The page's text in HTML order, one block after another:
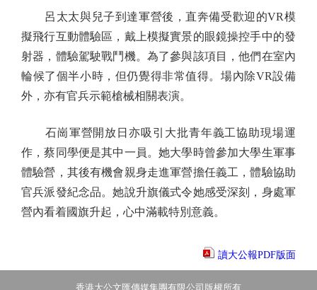
呂太太與兒子到達軍營後，直奔備受歡迎的VR模
擬飛行互動體驗區，戴上模擬實景的眼鏡操控手中的發
射器，體驗駕駛戰鬥機。為了參與該項目，他們在室內
輪候了個半小時，但仍覺得非常值得。場內除VR設備
外，亦有官兵示範槍械相關表演。
石崗軍營開放日亦吸引大批青年義工協助現場運
作，蔡同學便是其中一員。她大學時曾參加大學生軍事
體驗營，其後有機會親身走進軍營擔任義工，體驗協助
官兵派發紀念品。她說升旗儀式令她感受深刻，身處軍
營內看着國旗升起，心中滿載特別意義。
讀大公報PDF版面
香港大公文匯傳媒集團有限公司版權所有